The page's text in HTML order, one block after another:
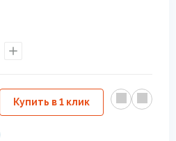
Купить в 1 клик